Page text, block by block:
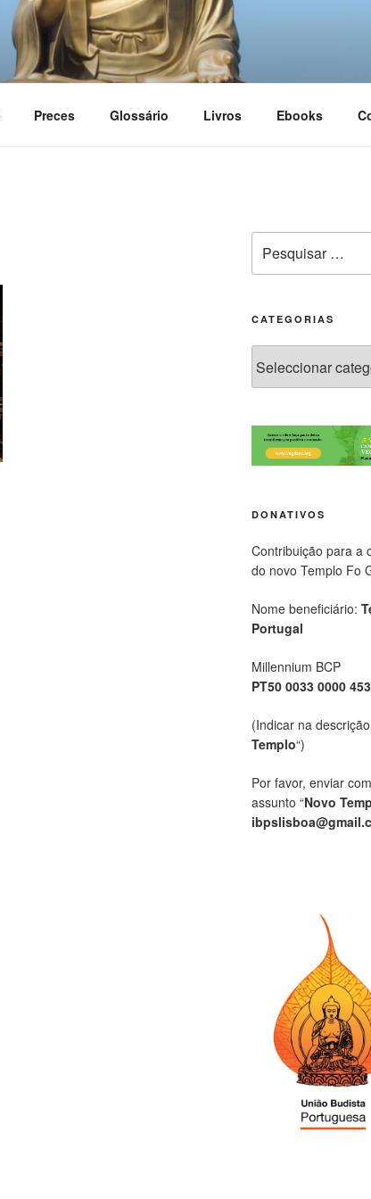
Preces Glossário Livros Ebooks
CATEGORIAS
DONATIVOS
Contribuição para a
do novo Templo Fo
Nome beneficiário:
Portugal
Millennium BCP
PT50 0033 0000
(Indicar na
Templo“)
Por favor, enviar
assunto “Novo